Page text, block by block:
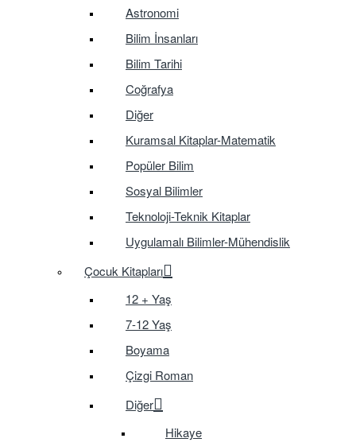
Astronomi
Bilim İnsanları
Bilim Tarihi
Coğrafya
Diğer
Kuramsal Kitaplar-Matematik
Popüler Bilim
Sosyal Bilimler
Teknoloji-Teknik Kitaplar
Uygulamalı Bilimler-Mühendislik
Çocuk Kitapları
12 + Yaş
7-12 Yaş
Boyama
Çizgi Roman
Diğer
Hikaye